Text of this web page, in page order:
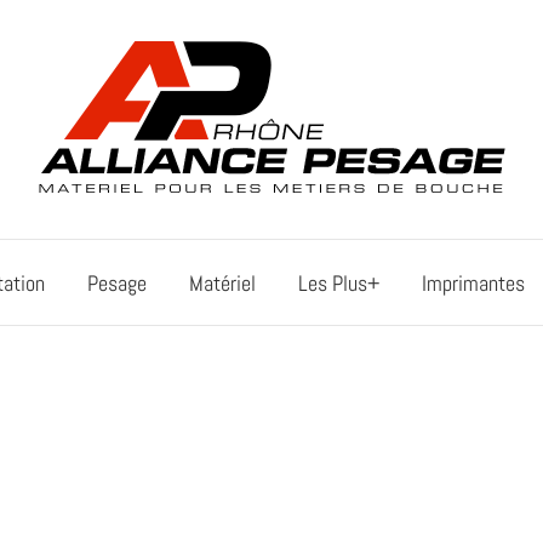
Pesage Matériel Les Plus+ Imprimantes